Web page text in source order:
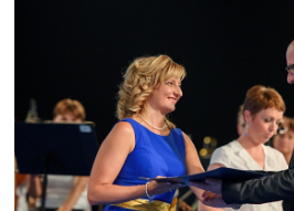
Nemzetközi
Szolgáltatások
Fordítási
Átjelentkezőknek
Kapcsolat
TDK/Tehetségnap